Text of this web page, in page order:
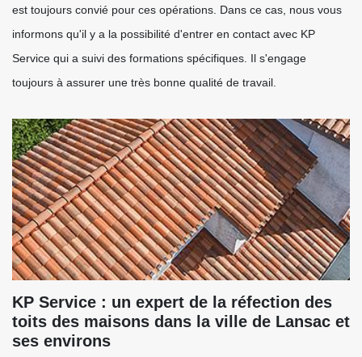
est toujours convié pour ces opérations. Dans ce cas, nous vous
informons qu'il y a la possibilité d'entrer en contact avec KP
Service qui a suivi des formations spécifiques. Il s'engage
toujours à assurer une très bonne qualité de travail.
KP Service : un expert de la réfection des
toits des maisons dans la ville de Lansac et
ses environs